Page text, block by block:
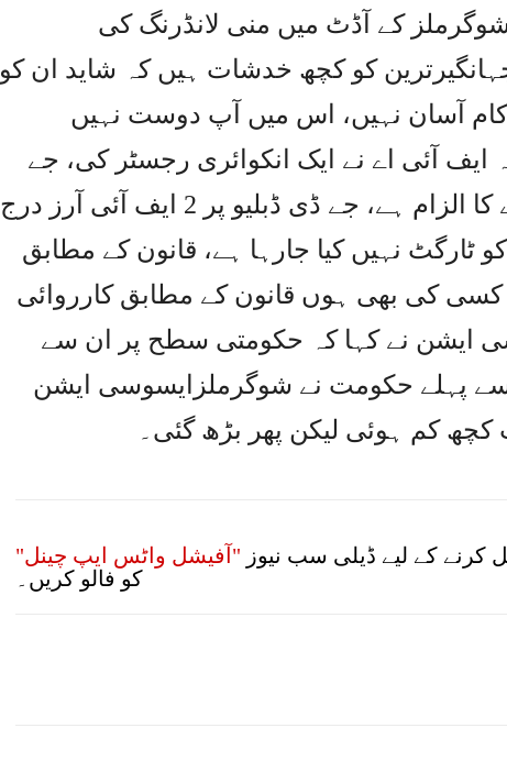
کے آڈٹ میں منی لانڈرنگ کی
کو کچھ خدشات ہیں کہ شاید ان کو
کام آسان نہیں، اس میں آپ دوست نہیں
ایف آئی اے نے ایک انکوائری رجسٹر کی، جے
ڈی ڈبلیو گروپ پر 4.30 ارب روپے کا الزام ہے، جے ڈی ڈبلیو پر 2 ایف آئی آرز درج
ٹارگٹ نہیں کیا جارہا ہے، قانون کے مطابق
کی بھی ہوں قانون کے مطابق کارروائی
ایشن نے کہا کہ حکومتی سطح پر ان سے
سے پہلے حکومت نے شوگرملزایسوسی ایشن
کم ہوئی لیکن پھر بڑھ گئی۔
کے لیے ڈیلی سب نیوز "آفیشل واٹس ایپ چینل"
کو فالو کریں۔